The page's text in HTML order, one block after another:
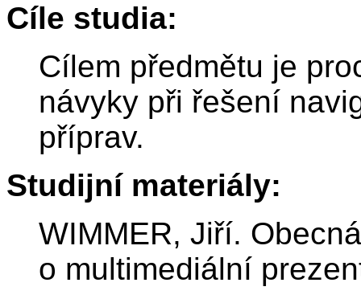
Cíle studia:
Cílem předmětu je
návyky při řešení
příprav.
Studijní materiály:
WIMMER, Jiří.
o multimediální